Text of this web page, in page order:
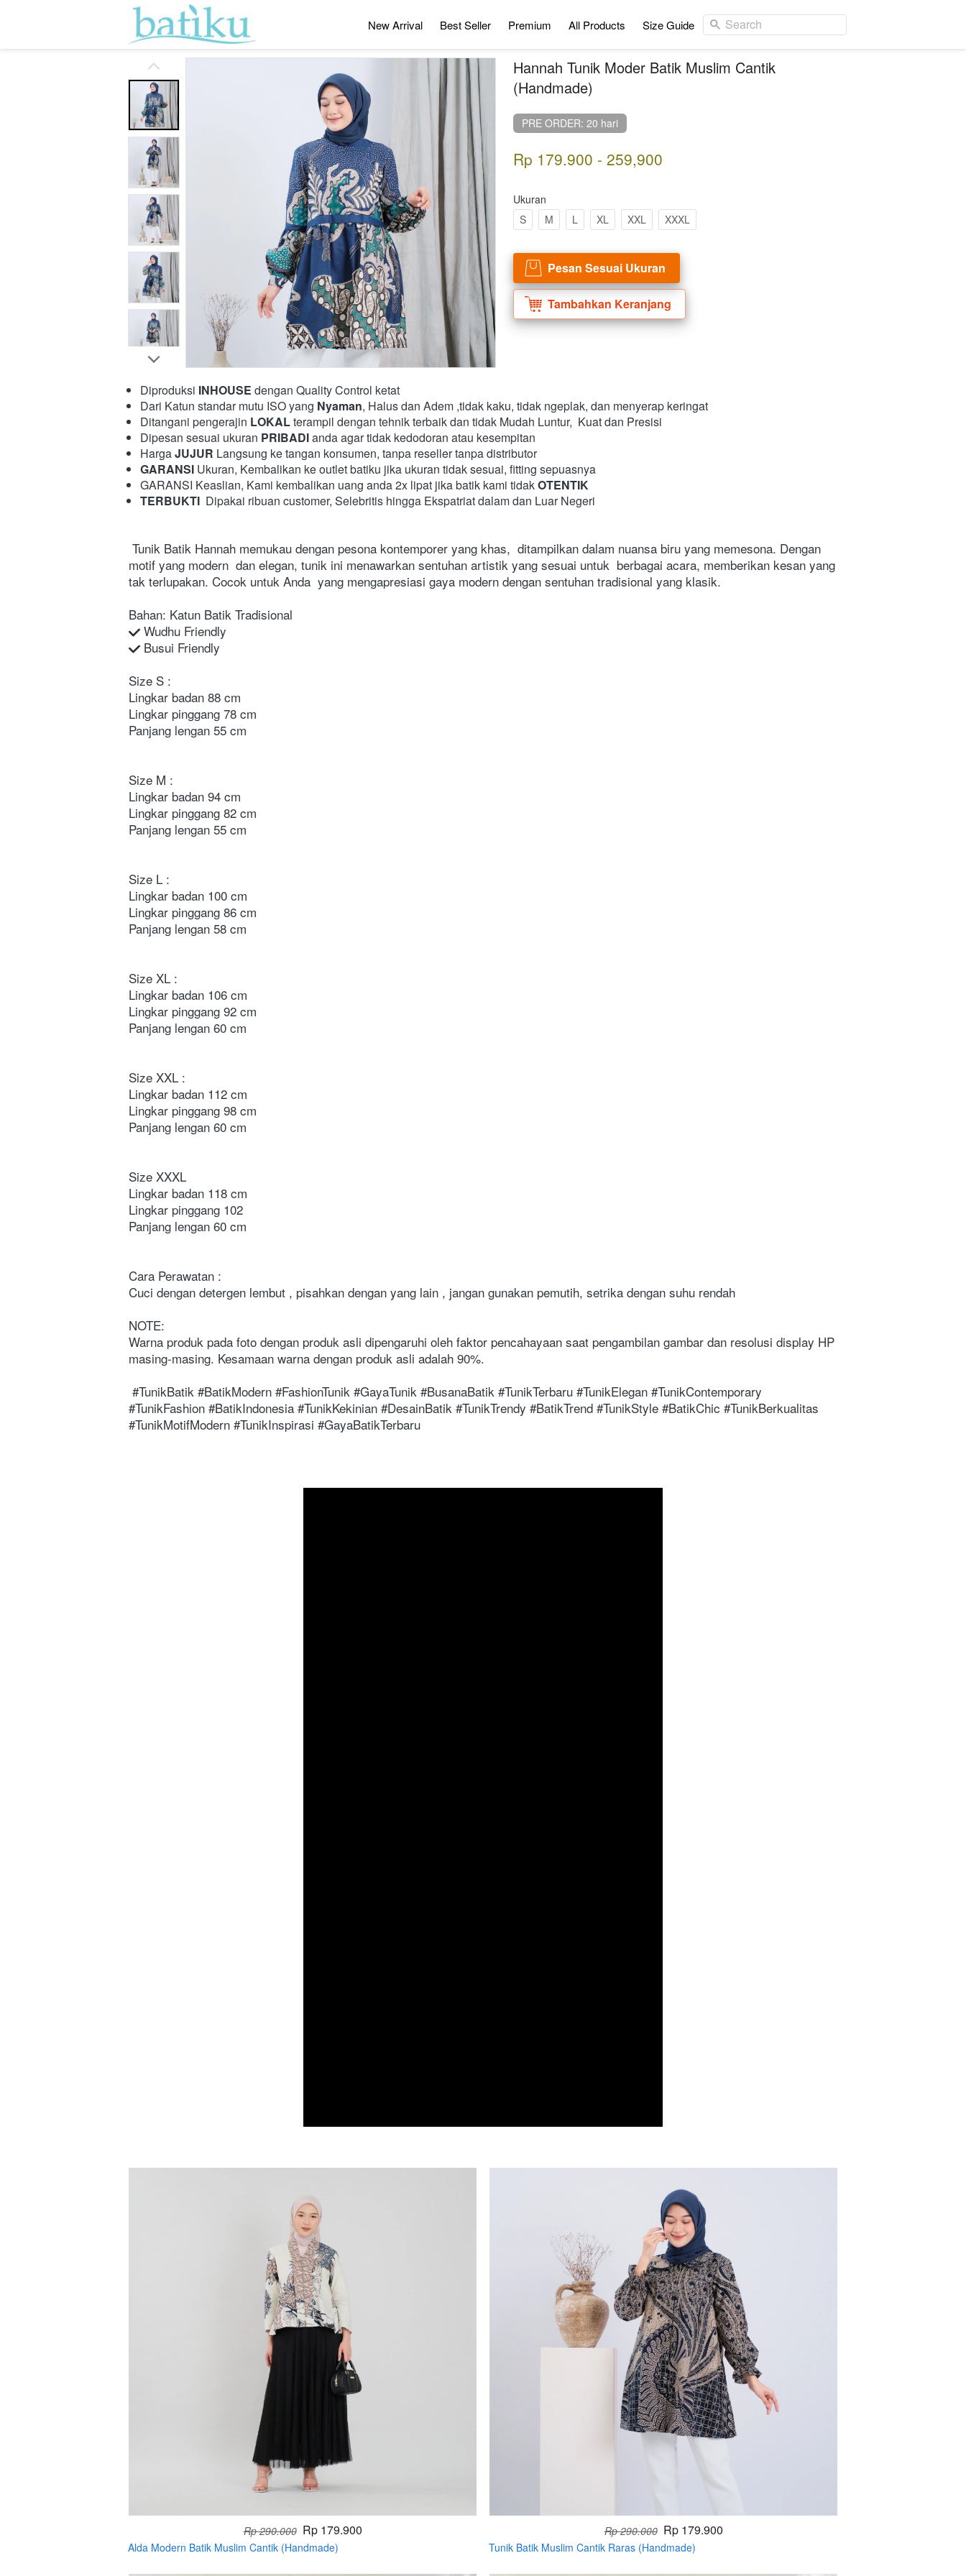
New Arrival Best Seller Premium All Products Size Guide Search
Hannah Tunik Moder Batik Muslim Cantik
(Handmade)
PRE ORDER: 20 hari
Rp 179.900 - 259,900
Ukuran
S
M L XL XXL XXXL
` Pesan Sesuai Ukuran
` Tambahkan Keranjang
Diproduksi INHOUSE dengan Quality Control ketat
Dari Katun standar mutu ISO yang Nyaman, Halus dan Adem ,tidak kaku, tidak ngeplak, dan menyerap keringat
Ditangani pengerajin LOKAL terampil dengan tehnik terbaik dan tidak Mudah Luntur,  Kuat dan Presisi
Dipesan sesuai ukuran PRIBADI anda agar tidak kedodoran atau kesempitan
Harga JUJUR Langsung ke tangan konsumen, tanpa reseller tanpa distributor
GARANSI Ukuran, Kembalikan ke outlet batiku jika ukuran tidak sesuai, fitting sepuasnya
GARANSI Keaslian, Kami kembalikan uang anda 2x lipat jika batik kami tidak OTENTIK
TERBUKTI
  Dipakai ribuan customer, Selebritis hingga Ekspatriat dalam dan Luar Negeri
motif yang modern  dan elegan, tunik ini menawarkan sentuhan artistik yang sesuai untuk  berbagai acara, memberikan kesan yang
tak terlupakan. Cocok untuk Anda  yang mengapresiasi gaya modern dengan sentuhan tradisional yang klasik.
Bahan: Katun Batik Tradisional
Wudhu Friendly
Busui Friendly
Size S :
Lingkar badan 88 cm
Lingkar pinggang 78 cm
Panjang lengan 55 cm
Size M :
Lingkar badan 94 cm
Lingkar pinggang 82 cm
Panjang lengan 55 cm
Size L :
Lingkar badan 100 cm
Lingkar pinggang 86 cm
Panjang lengan 58 cm
Size XL :
Lingkar badan 106 cm
Lingkar pinggang 92 cm
Panjang lengan 60 cm
Size XXL :
Lingkar badan 112 cm
Lingkar pinggang 98 cm
Panjang lengan 60 cm
Size XXXL
Lingkar badan 118 cm
Lingkar pinggang 102
Panjang lengan 60 cm
Cara Perawatan :
Cuci dengan detergen lembut , pisahkan dengan yang lain , jangan gunakan pemutih, setrika dengan suhu rendah
NOTE:
Warna produk pada foto dengan produk asli dipengaruhi oleh faktor pencahayaan saat pengambilan gambar dan resolusi display HP
masing-masing. Kesamaan warna dengan produk asli adalah 90%.
#TunikFashion #BatikIndonesia #TunikKekinian #DesainBatik #TunikTrendy #BatikTrend #TunikStyle #BatikChic #TunikBerkualitas
#TunikMotifModern #TunikInspirasi #GayaBatikTerbaru
Rp 290.000 Rp 179.900
Alda Modern Batik Muslim Cantik (Handmade)
Rp 290.000 Rp 179.900
Tunik Batik Muslim Cantik Raras (Handmade)